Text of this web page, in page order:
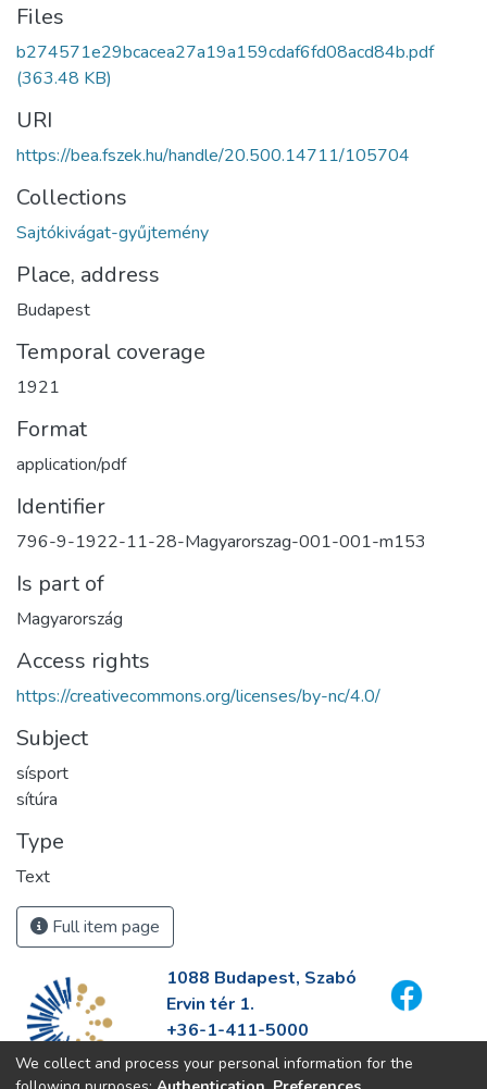
Files
b274571e29bcacea27a19a159cdaf6fd08acd84b.pdf
(363.48 KB)
URI
https://bea.fszek.hu/handle/20.500.14711/105704
Collections
Sajtókivágat-gyűjtemény
Place, address
Budapest
Temporal coverage
1921
Format
application/pdf
Identifier
796-9-1922-11-28-Magyarorszag-001-001-m153
Is part of
Magyarország
Access rights
https://creativecommons.org/licenses/by-nc/4.0/
Subject
sísport
sítúra
Type
Text
Full item page
1088 Budapest, Szabó
Ervin tér 1.
+36-1-411-5000
info@fszek.hu
https://fszek.hu
We collect and process your personal information for the